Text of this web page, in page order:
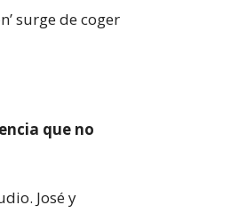
surge de coger
que no
José y